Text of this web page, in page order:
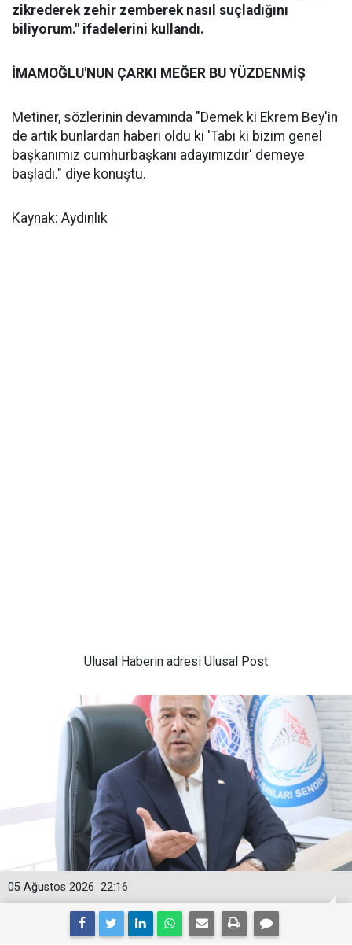
zikrederek zehir zemberek nasıl suçladığını
biliyorum." ifadelerini kullandı.
İMAMOĞLU'NUN ÇARKI MEĞER BU YÜZDENMİŞ
Metiner, sözlerinin devamında "Demek ki Ekrem Bey'in
de artık bunlardan haberi oldu ki 'Tabi ki bizim genel
başkanımız cumhurbaşkanı adayımızdır' demeye
başladı." diye konuştu.
Kaynak: Aydınlık
Ulusal Haberin adresi Ulusal Post
22:16
05 Ağustos 2026